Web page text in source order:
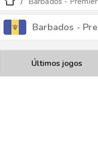
Barbados -
Últimos jogos